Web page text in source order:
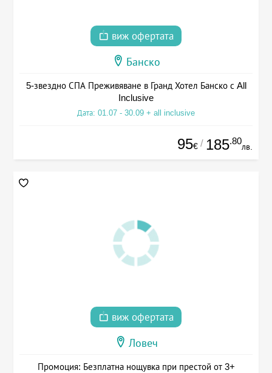
виж офертата
Банско
5-звездно СПА Преживяване в Гранд Хотел Банско с All
Inclusive
Дата: 01.07 - 30.09 + all inclusive
95€ / 185.80
лв.
виж офертата
Ловеч
Промоция: Безплатна нощувка при престой от 3+